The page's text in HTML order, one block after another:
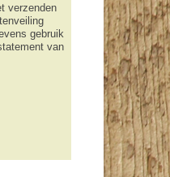
verzenden
gebruik
van